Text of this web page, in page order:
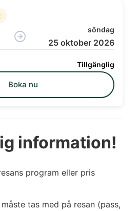
söndag
25 oktober 2026
Tillgänglig
Boka nu
information!
program eller pris
tas med på resan (pass,